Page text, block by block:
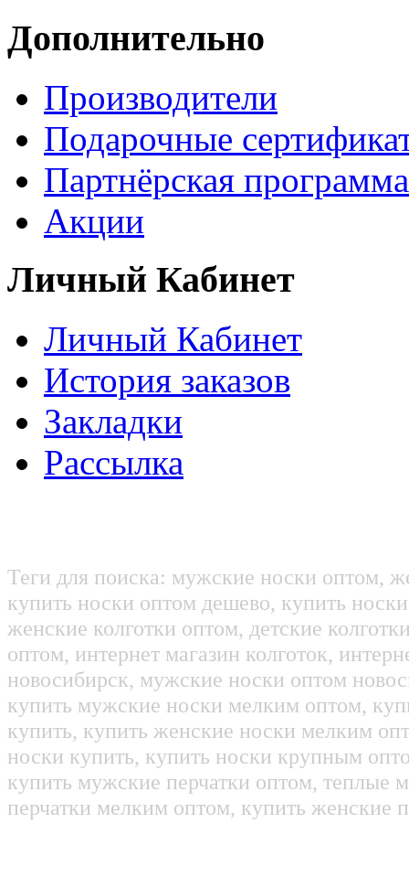
Дополнительно
Производители
Подарочные
Партнёрская программа
Акции
Личный Кабинет
Личный Кабинет
История заказов
Закладки
Рассылка
Теги для поиска: мужские носки оптом,
купить носки оптом дешево, купить
женские колготки оптом, детские
оптом, интернет магазин колготок,
новосибирск, мужские носки оптом
купить мужские носки мелким оптом,
купить, купить женские носки мелким
носки купить, купить носки крупным
купить мужские перчатки оптом, теплые
перчатки мелким оптом, купить женские